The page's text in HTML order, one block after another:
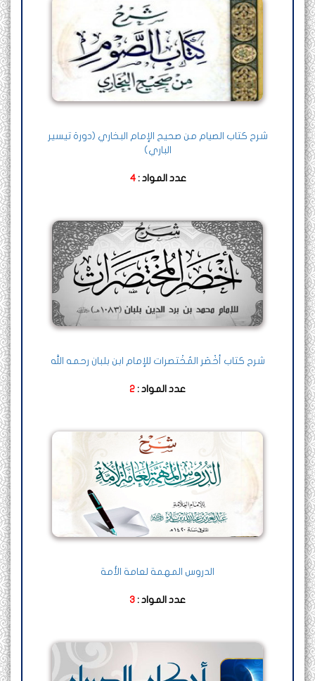
شرح كتاب الصيام من صحيح الإمام البخاري (دورة تيسير
الباري)
عدد المواد :4
شرح كتاب أخْصَر المُخْتصرات للإمام ابن بلبان رحمه الله
عدد المواد : 2
الدروس المهمة لعامة الأمة
عدد المواد : 3